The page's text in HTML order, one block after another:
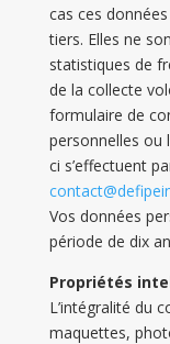
cas ces
tiers. Elles ne
statistiques de
de la collecte
formulaire de
personnelles ou
ci s’effectuent
Vos données
période de dix
Propriétés
L’intégralité du
maquettes,